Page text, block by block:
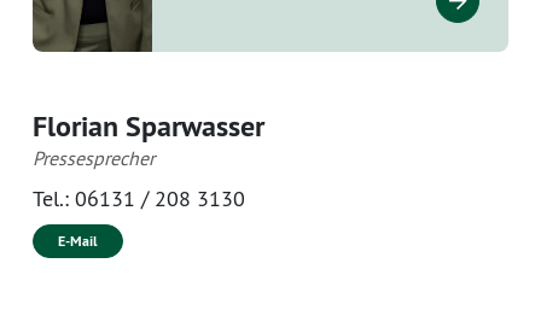
Florian Sparwasser
Pressesprecher
Tel.: 06131 / 208 3130
E-Mail